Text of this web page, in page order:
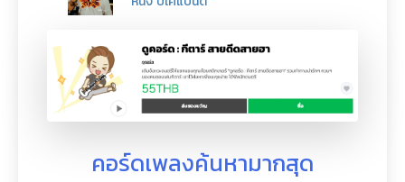
คอร์ดเพลงค้นหามากสุด